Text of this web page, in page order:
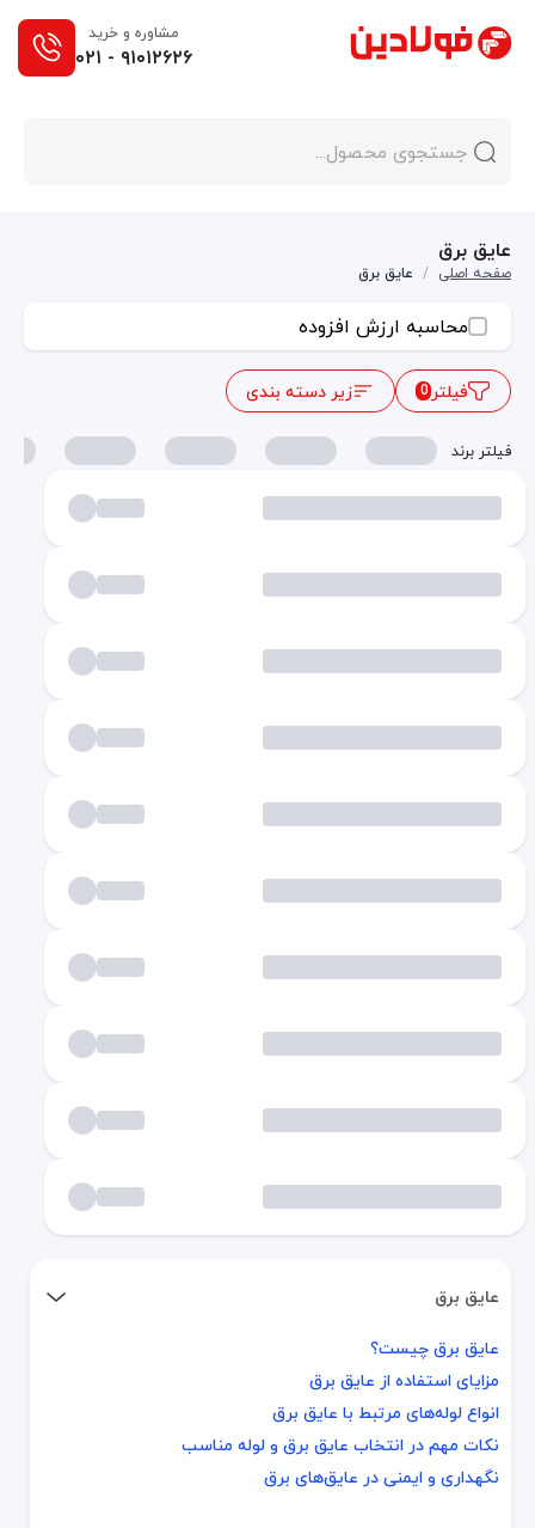
مشاوره و خرید
۰۲۱ - ۹۱۰۱۲۶۲۶
عایق برق
صفحه اصلی / عایق برق
محاسبه ارزش افزوده
فیلتر0 زیر دسته بندی
فیلتر برند
عایق برق
عایق برق چیست؟
مزایای استفاده از عایق برق
انواع لوله‌های مرتبط با عایق برق
نکات مهم در انتخاب عایق برق و لوله مناسب
نگهداری و ایمنی در عایق‌های برق
عایق برق چیست؟
مزایای استفاده از عایق برق
انواع لوله‌های مرتبط با عایق برق
نکات مهم در انتخاب عایق برق و لوله مناسب
نگهداری و ایمنی در عایق‌های برق